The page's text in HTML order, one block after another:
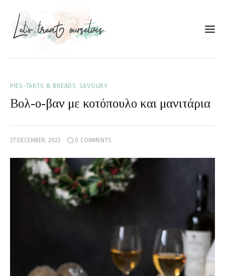
Services
Food photography tips
Επικοινωνία
FAQ
PIES-TARTS & BREADS SAVOURY
Βολ-ο-βαν με κοτόπουλο και μανιτάρια
27 DECEMBER, 2022 0 COMMENTS